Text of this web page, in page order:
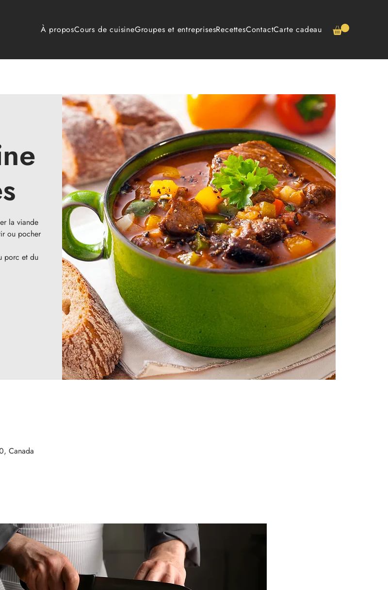
À proposCours de cuisineGroupes et entreprisesRecettesContactCarte cadeau
la viande
ou pocher
porc et du
Canada